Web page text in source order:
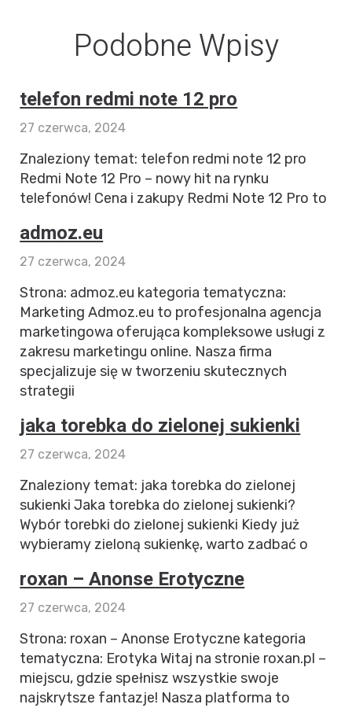
Podobne Wpisy
telefon redmi note 12 pro
27 czerwca, 2024
Znaleziony temat: telefon redmi note 12 pro
Redmi Note 12 Pro – nowy hit na rynku
telefonów! Cena i zakupy Redmi Note 12 Pro to
admoz.eu
27 czerwca, 2024
Strona: admoz.eu kategoria tematyczna:
Marketing Admoz.eu to profesjonalna agencja
marketingowa oferująca kompleksowe usługi z
zakresu marketingu online. Nasza firma
specjalizuje się w tworzeniu skutecznych
strategii
jaka torebka do zielonej sukienki
27 czerwca, 2024
Znaleziony temat: jaka torebka do zielonej
sukienki Jaka torebka do zielonej sukienki?
Wybór torebki do zielonej sukienki Kiedy już
wybieramy zieloną sukienkę, warto zadbać o
roxan – Anonse Erotyczne
27 czerwca, 2024
Strona: roxan – Anonse Erotyczne kategoria
tematyczna: Erotyka Witaj na stronie roxan.pl –
miejscu, gdzie spełnisz wszystkie swoje
najskrytsze fantazje! Nasza platforma to